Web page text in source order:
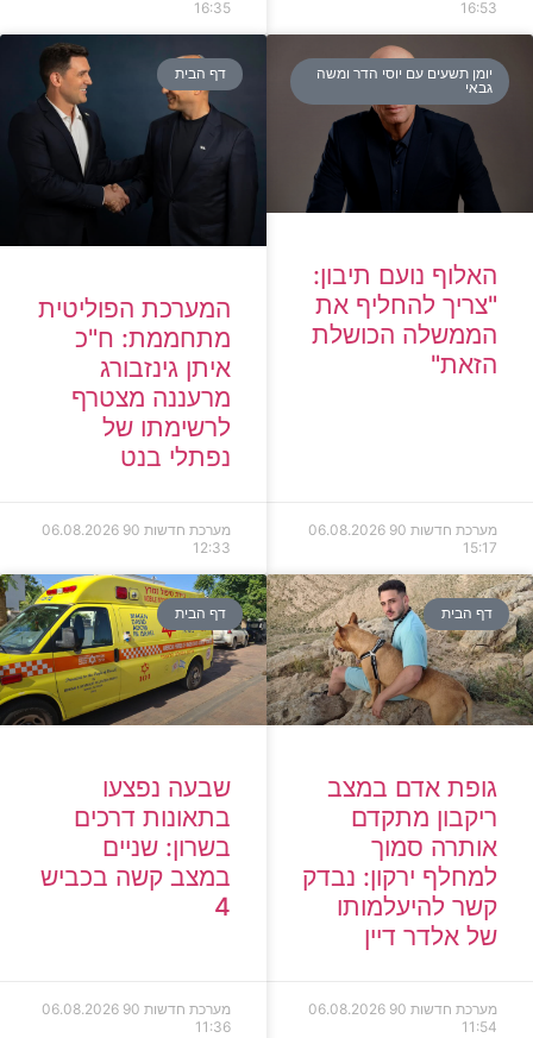
16:53
16:35
יומן תשעים עם יוסי הדר ומשה
גבאי
האלוף נועם תיבון:
"צריך להחליף את
הממשלה הכושלת
הזאת"
מערכת חדשות 90
06.08.2026
15:17
דף הבית
המערכת הפוליטית
מתחממת: ח"כ
איתן גינזבורג
מרעננה מצטרף
לרשימתו של
נפתלי בנט
מערכת חדשות 90
06.08.2026
12:33
דף הבית
גופת אדם במצב
ריקבון מתקדם
אותרה סמוך
למחלף ירקון: נבדק
קשר להיעלמותו
של אלדר דיין
מערכת חדשות 90
06.08.2026
11:54
דף הבית
שבעה נפצעו
בתאונות דרכים
בשרון: שניים
במצב קשה בכביש
4
מערכת חדשות 90
06.08.2026
11:36